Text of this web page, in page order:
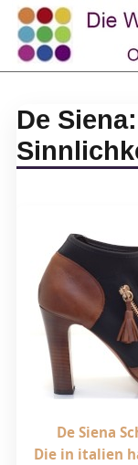
De
De Siena
Die in italien